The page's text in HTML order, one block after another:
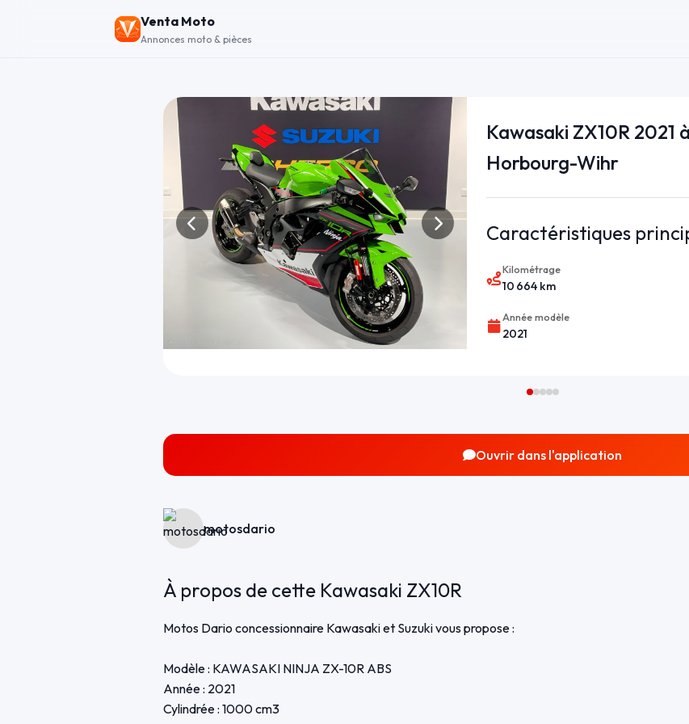
Venta Moto
Annonces moto & pièces
Kawasaki ZX10R 2021
Horbourg-Wihr
Caractéristiques
Kilométrage
10 664 km
Année modèle
2021
Ouvrir dans l'application
motosdario
À propos de cette Kawasaki ZX10R
Motos Dario concessionnaire Kawasaki et Suzuki vous propose :
Modèle : KAWASAKI NINJA ZX-10R ABS
Année : 2021
Cylindrée : 1000 cm3